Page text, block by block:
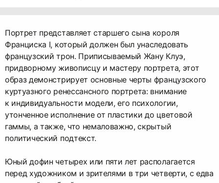
Портрет представляет старшего сына короля
Франциска I, который должен был унаследовать
французский трон. Приписываемый Жану Клуэ,
придворному живописцу и мастеру портрета, этот
образ демонстрирует основные черты французского
куртуазного ренессансного портрета: внимание
к индивидуальности модели, его психологии,
утонченное исполнение от пластики до цветовой
гаммы, а также, что немаловажно, скрытый
политический подтекст.
Юный дофин четырех или пяти лет располагается
перед художником и зрителями в три четверти, с едва